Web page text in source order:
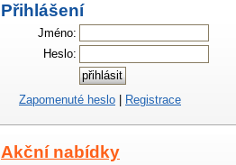
Přihlášení
Jméno:
Heslo:
Zapomenuté heslo | Registrace
Akční nabídky